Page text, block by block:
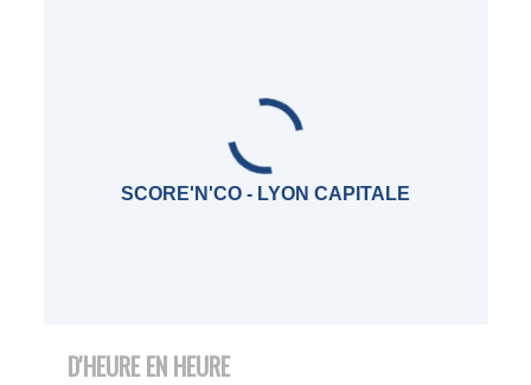
SCORE'N'CO - LYON CAPITALE
D'HEURE EN HEURE